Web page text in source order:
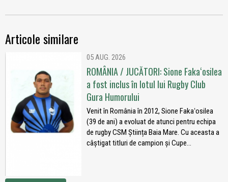
Articole similare
05 AUG. 2026
ROMÂNIA / JUCĂTORI: Sione Fakaʻosilea
a fost inclus în lotul lui Rugby Club
Gura Humorului
Venit în România în 2012, Sione Fakaʻosilea
(39 de ani) a evoluat de atunci pentru echipa
de rugby CSM Știința Baia Mare. Cu aceasta a
câștigat titluri de campion și Cupe...